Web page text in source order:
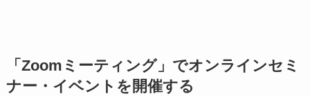
「Zoomミーティング」でオンラインセミ
ナー・イベントを開催する